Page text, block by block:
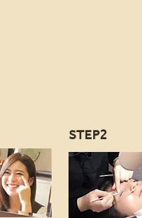
STEP2